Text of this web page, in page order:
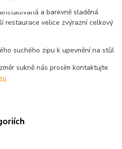
a barevně sladěná
restaurace velice zvýrazní celkový
suchého zipu k upevnění na stůl
sukně nás prosím kontaktujte